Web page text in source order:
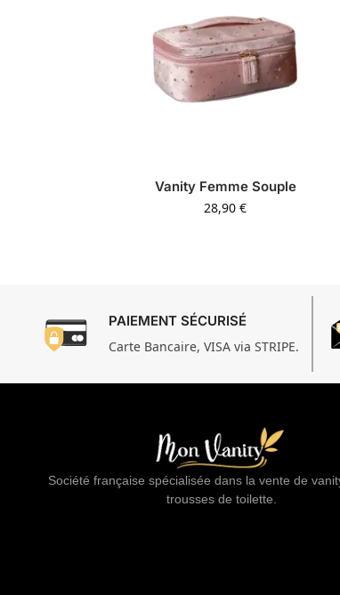
Vanity Femme Souple
28,90€
PAIEMENT SÉCURISÉ
Carte Bancaire, VISA via STRIPE.
Société française spécialisée dans la vente de
trousses de toilette.